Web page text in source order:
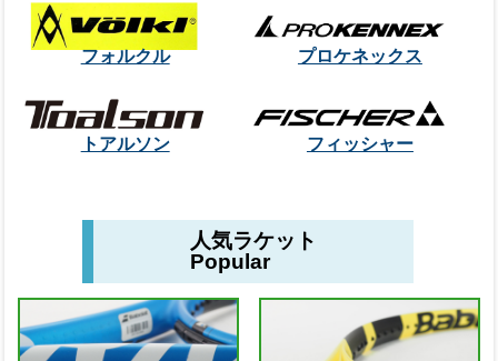
フォルクル プロケネックス
トアルソン フィッシャー
人気ラケット
Popular